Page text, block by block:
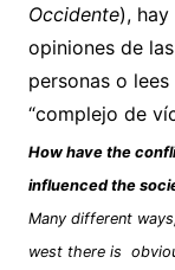
Occidente), hay
opiniones de
personas o
“complejo de
How have the
influenced the
Many different
west there is